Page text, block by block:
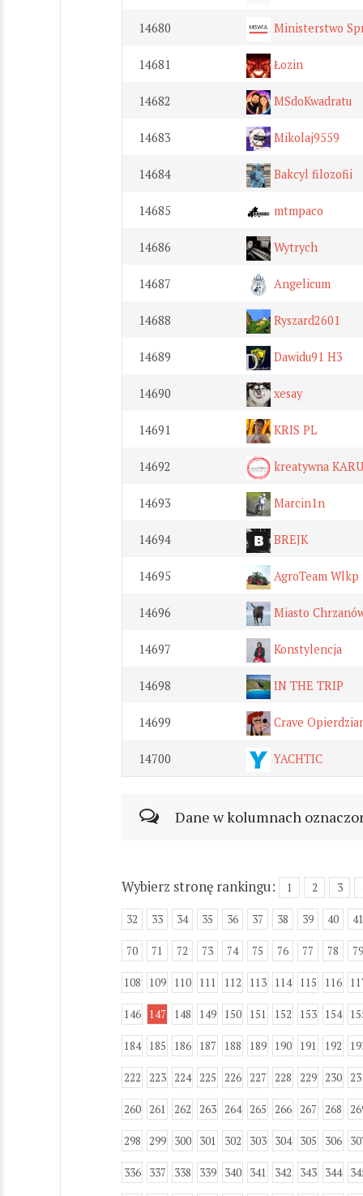
14680 Ministerstwo
14681 Łozin
14682 MSdoKwadratu
14683 Mikolaj9559
14684 Bakcyl filozofii
14685 mtmpaco
14686 Wytrych
14687 Angelicum
14688 Ryszard2601
14689 Dawidu91 H3
14690 xesay
14691 KRIS PL
14692 kreatywna
14693 Marcin1n
14694 BREJK
14695 AgroTeam Wlkp
14696 Miasto
14697 Konstylencja
14698 IN THE TRIP
14699 Crave
14700 YACHTIC
Dane w kolumnach
Wybierz stronę rankingu: 1 2 3
32 33 34 35 36 37 38 39 40 41
70 71 72 73 74 75 76 77 78 79
108 109 110 111 112 113 114 115 116
146 147 148 149 150 151 152 153 154
184 185 186 187 188 189 190 191 192
222 223 224 225 226 227 228 229 230
260 261 262 263 264 265 266 267 268
298 299 300 301 302 303 304 305 306
336 337 338 339 340 341 342 343 344